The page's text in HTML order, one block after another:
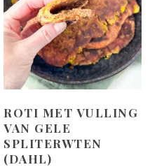
ROTI MET VULLING
VAN GELE
SPLITERWTEN
(DAHL)